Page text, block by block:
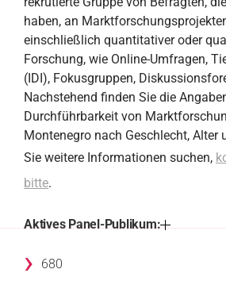
haben, an
einschließlich quantitativer oder
Forschung, wie Online-Umfragen,
(IDI), Fokusgruppen,
Nachstehend finden Sie die
Durchführbarkeit von
Montenegro nach Geschlecht, Alter
Sie weitere Informationen suchen,
bitte.
Aktives Panel-Publikum:
› 680